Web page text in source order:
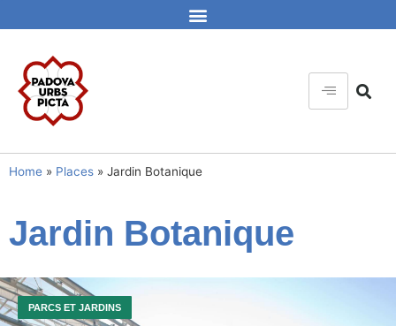
Home » Places » Jardin Botanique
Jardin Botanique
PARCS ET JARDINS